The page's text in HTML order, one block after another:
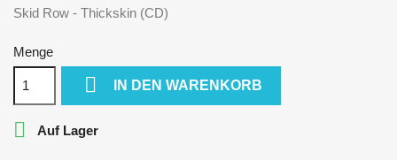
Skid Row - Thickskin (CD)
Menge
 IN DEN WARENKORB
 Auf Lager